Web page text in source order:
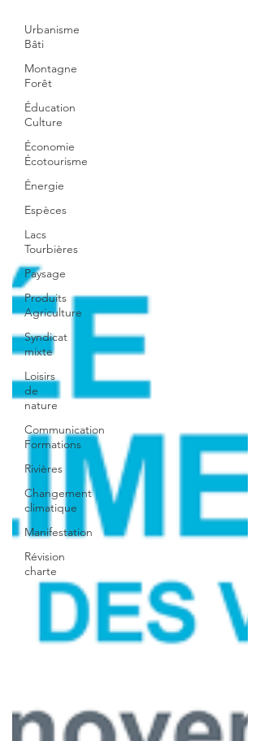
Urbanisme
Bâti
Montagne
Forêt
Éducation
Culture
Économie
Écotourisme
Énergie
Espèces
Lacs
Tourbières
Paysage
Produits
Agriculture
Syndicat
mixte
Loisirs
de
nature
Communication
Formations
Rivières
Changement
climatique
Manifestation
Révision
charte